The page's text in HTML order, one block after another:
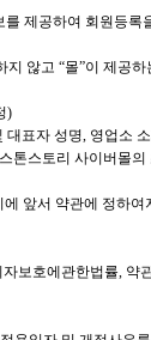
제공하여 회원등
않고 “몰”이 제공
)
표자 성명, 영업소
톤스토리 사이버몰
앞서 약관에 정하
보호에관한법률, 약